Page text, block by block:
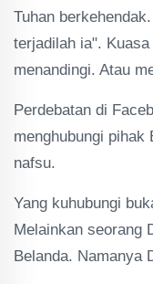
Tuhan
terjadilah ia".
menandingi. Atau
Perdebatan di
menghubungi pihak
nafsu.
Yang kuhubungi
Melainkan seorang
Belanda. Namanya